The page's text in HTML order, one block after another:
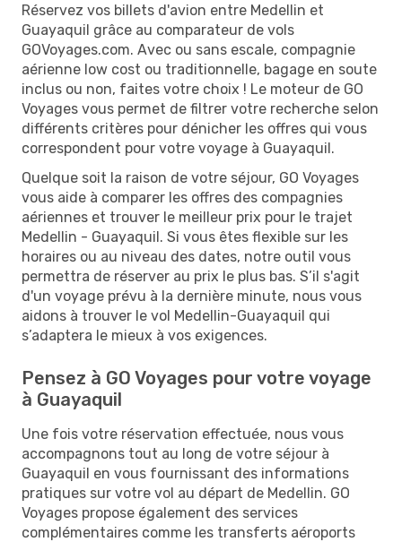
Réservez vos billets d'avion entre Medellin et
Guayaquil grâce au comparateur de vols
GOVoyages.com. Avec ou sans escale, compagnie
aérienne low cost ou traditionnelle, bagage en soute
inclus ou non, faites votre choix ! Le moteur de GO
Voyages vous permet de filtrer votre recherche selon
différents critères pour dénicher les offres qui vous
correspondent pour votre voyage à Guayaquil.
Quelque soit la raison de votre séjour, GO Voyages
vous aide à comparer les offres des compagnies
aériennes et trouver le meilleur prix pour le trajet
Medellin - Guayaquil. Si vous êtes flexible sur les
horaires ou au niveau des dates, notre outil vous
permettra de réserver au prix le plus bas. S’il s'agit
d'un voyage prévu à la dernière minute, nous vous
aidons à trouver le vol Medellin-Guayaquil qui
s’adaptera le mieux à vos exigences.
Pensez à GO Voyages pour votre voyage
à Guayaquil
Une fois votre réservation effectuée, nous vous
accompagnons tout au long de votre séjour à
Guayaquil en vous fournissant des informations
pratiques sur votre vol au départ de Medellin. GO
Voyages propose également des services
complémentaires comme les transferts aéroports